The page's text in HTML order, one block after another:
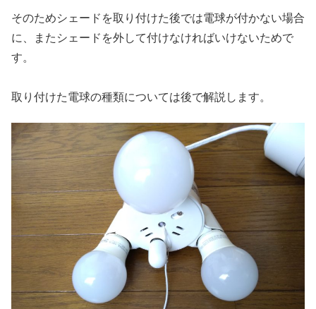
そのためシェードを取り付けた後では電球が付かない場合
に、またシェードを外して付けなければいけないためで
す。
取り付けた電球の種類については後で解説します。